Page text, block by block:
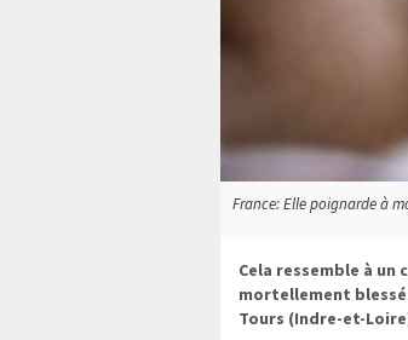
France: Elle poignarde à
Cela ressemble à
mortellement
Tours (Indre-et-